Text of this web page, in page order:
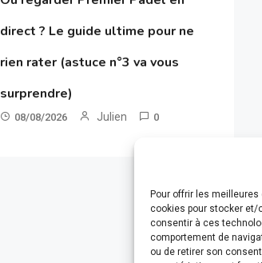
Pour offrir les
cookies pour stocker et/
consentir à ces
comportement de
ou de retirer son
direct ? Le guide ultime pour ne
rien rater (astuce n°3 va vous
surprendre)
08/08/2026 Julien 0